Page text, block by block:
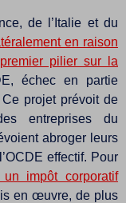
de l’Italie et du
en raison
pilier sur la
échec en partie
projet prévoit de
entreprises du
abroger leurs
effectif. Pour
impôt corporatif
en œuvre, de plus